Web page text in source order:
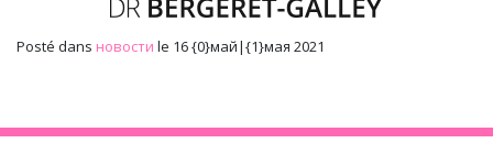
Posté dans новости le 16 {0}май|{1}мая 2021